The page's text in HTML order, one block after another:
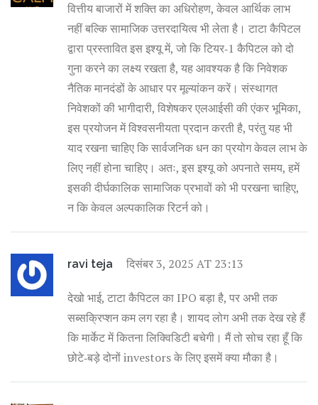
वित्तीय बाजारों में शक्ति का अधिरोहण, केवल आर्थिक लाभ
नहीं बल्कि सामाजिक उत्तरदायित्व भी लेता है। टाटा कैपिटल
द्वारा प्रस्तावित इस इश्यू में, जो कि टियर‑1 कैपिटल को दो
गुना करने का लक्ष्य रखता है, यह आवश्यक है कि निवेशक
नैतिक मानदंडों के आधार पर मूल्यांकन करें। संस्थागत
निवेशकों की भागीदारी, विशेषकर एलआईसी की एंकर भूमिका,
इस प्रयोजन में विश्वसनीयता प्रदान करती है, परंतु यह भी
याद रखना चाहिए कि सार्वजनिक धन का प्रयोग केवल लाभ के
लिए नहीं होना चाहिए। अतः, इस इश्यू को अपनाते समय, हमें
इसकी दीर्घकालिक सामाजिक प्रभावों को भी परखना चाहिए,
न कि केवल अल्पकालिक रिटर्न को।
ravi teja दिसंबर 3, 2025 AT 23:13
देखो भाई, टाटा कैपिटल का IPO बड़ा है, पर अभी तक
सब्सक्रिप्शन कम लग रहा है। शायद लोग अभी तक देख रहे हैं
कि मार्केट में कितना लिक्विडिटी बचेगी। मैं तो सोच रहा हूँ कि
छोटे‑बड़े दोनों investors के लिए इसमें क्या मौका है।